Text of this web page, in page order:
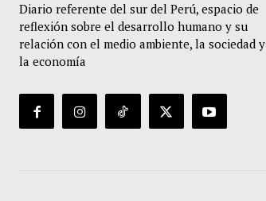
Diario referente del sur del Perú, espacio de
reflexión sobre el desarrollo humano y su
relación con el medio ambiente, la sociedad y
la economía